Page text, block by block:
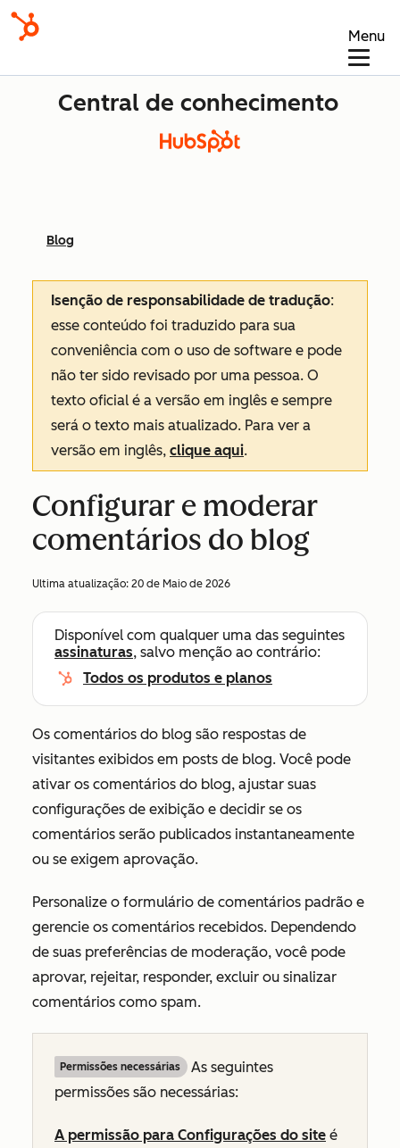
Menu
Central de conhecimento
Blog
Isenção de responsabilidade de tradução:
esse conteúdo foi traduzido para sua
conveniência com o uso de software e pode
não ter sido revisado por uma pessoa. O
texto oficial é a versão em inglês e sempre
será o texto mais atualizado. Para ver a
versão em inglês, clique aqui.
Configurar e moderar
comentários do blog
Ultima atualização: 20 de Maio de 2026
Disponível com qualquer uma das seguintes
assinaturas, salvo menção ao contrário:
Todos os produtos e planos
Os comentários do blog são respostas de
visitantes exibidos em posts de blog. Você pode
ativar os comentários do blog, ajustar suas
configurações de exibição e decidir se os
comentários serão publicados instantaneamente
ou se exigem aprovação.
Personalize o formulário de comentários padrão e
gerencie os comentários recebidos. Dependendo
de suas preferências de moderação, você pode
aprovar, rejeitar, responder, excluir ou sinalizar
comentários como spam.
Permissões necessárias
As seguintes
permissões são necessárias:
A permissão para Configurações do site é